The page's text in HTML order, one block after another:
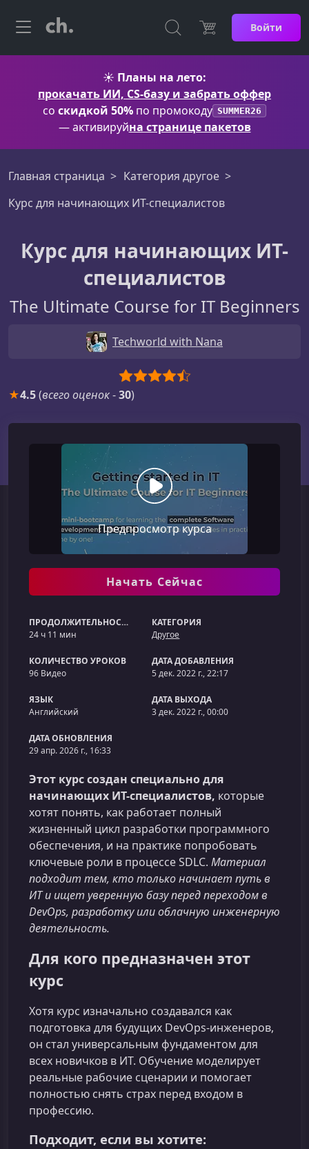
Войти
☀️ Планы на лето:
прокачать ИИ, CS-базу и забрать оффер
со скидкой 50% по промокоду SUMMER26
— активируйна странице пакетов
Главная страница
Категория другое
Курс для начинающих ИТ-специалистов
Курс для начинающих ИТ-
специалистов
The Ultimate Course for IT Beginners
Techworld with Nana
★4.5(всего оценок-30)
Предпросмотр курса
Начать Сейчас
ПРОДОЛЖИТЕЛЬНОСТЬ
24 ч 11 мин
КАТЕГОРИЯ
Другое
КОЛИЧЕСТВО УРОКОВ
96 Видео
ДАТА ДОБАВЛЕНИЯ
5 дек. 2022 г., 22:17
ЯЗЫК
Английский
ДАТА ВЫХОДА
3 дек. 2022 г., 00:00
ДАТА ОБНОВЛЕНИЯ
29 апр. 2026 г., 16:33
Этот курс создан специально для
начинающих ИТ-специалистов, которые
хотят понять, как работает полный
жизненный цикл разработки программного
обеспечения, и на практике попробовать
ключевые роли в процессе SDLC. Материал
подходит тем, кто только начинает путь в
ИТ и ищет уверенную базу перед переходом в
DevOps, разработку или облачную инженерную
деятельность.
Для кого предназначен этот
курс
Хотя курс изначально создавался как
подготовка для будущих DevOps-инженеров,
он стал универсальным фундаментом для
всех новичков в ИТ. Обучение моделирует
реальные рабочие сценарии и помогает
полностью снять страх перед входом в
профессию.
Подходит, если вы хотите: